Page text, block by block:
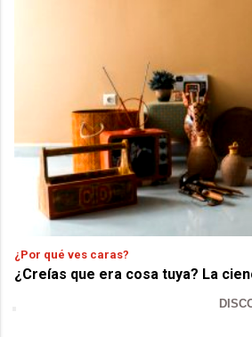
¿Por qué ves caras?
¿Creías que era cosa tuya? La